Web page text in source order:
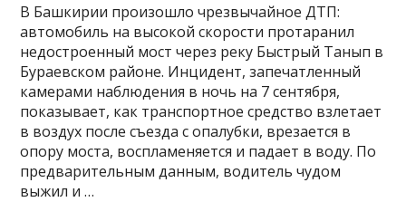
В Башкирии произошло чрезвычайное ДТП:
автомобиль на высокой скорости протаранил
недостроенный мост через реку Быстрый Танып в
Бураевском районе. Инцидент, запечатленный
камерами наблюдения в ночь на 7 сентября,
показывает, как транспортное средство взлетает
в воздух после съезда с опалубки, врезается в
опору моста, воспламеняется и падает в воду. По
предварительным данным, водитель чудом
выжил и …